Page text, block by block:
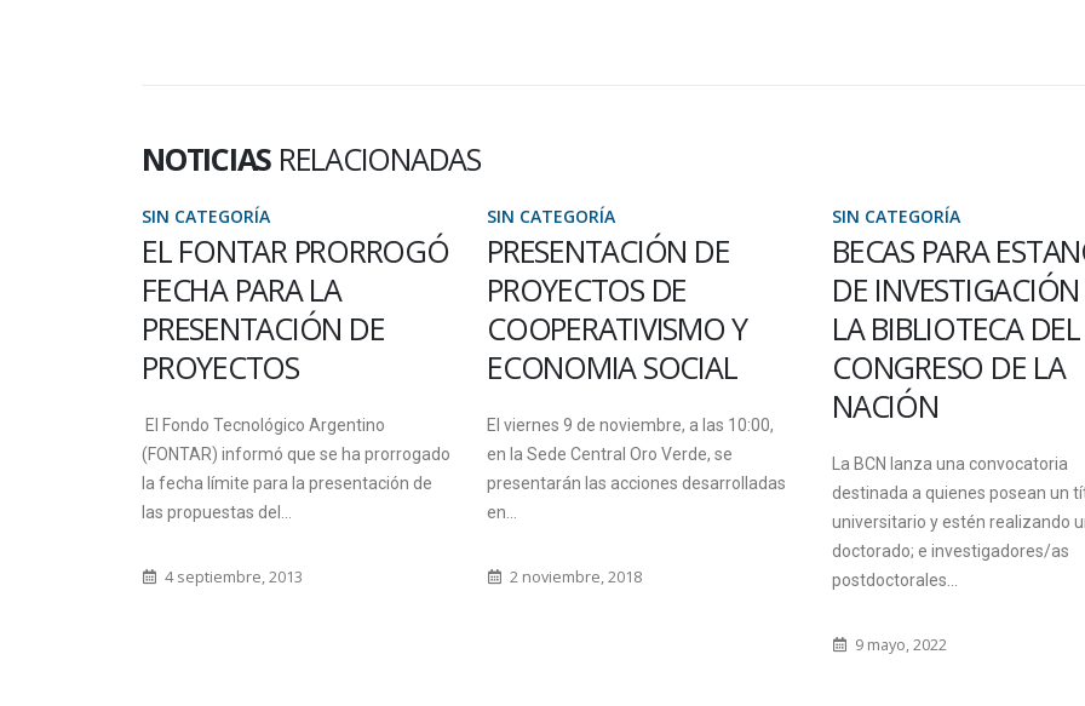
NOTICIAS RELACIONADAS
SIN CATEGORÍA
PRESENTACIÓN DE
PROYECTOS DE
COOPERATIVISMO Y
ECONOMIA SOCIAL
El viernes 9 de noviembre, a las 10:00,
en la Sede Central Oro Verde, se
presentarán las acciones desarrolladas
en...
2 noviembre, 2018
SIN CATEGORÍA
BECAS PARA ESTANCIAS
DE INVESTIGACIÓN EN
LA BIBLIOTECA DEL
CONGRESO DE LA
La BCN lanza una convocatoria
destinada a quienes posean un título
universitario y estén realizando un
postdoctorales...
SIN CATEGORÍA
ARTICULANDO
ACCIONES CON
y Tecnología, Ing. Rossana Sosa
reunió con autoridades de la
2 mayo, 2018